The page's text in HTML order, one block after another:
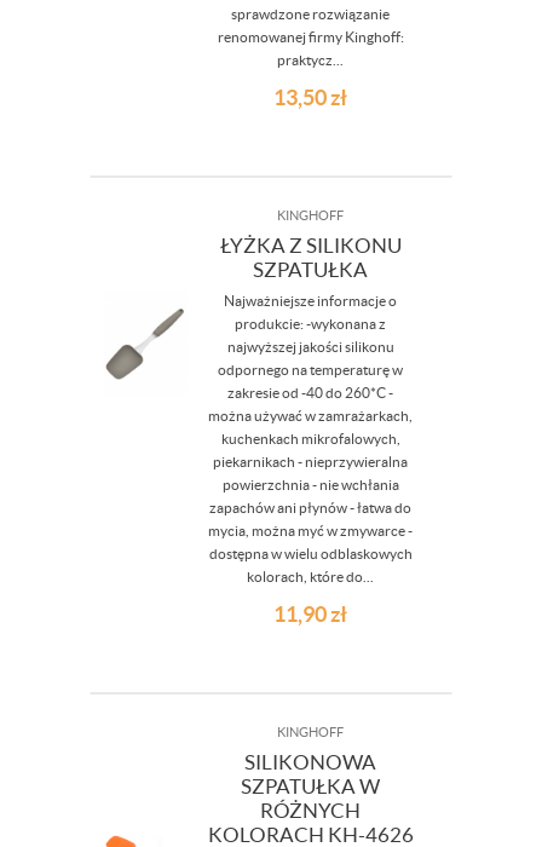
sprawdzone rozwiązanie
renomowanej firmy Kinghoff:
praktycz...
13,50zł
KINGHOFF
ŁYŻKA Z SILIKONU
SZPATUŁKA
Najważniejsze informacje o
produkcie: -wykonana z
najwyższej jakości silikonu
odpornego na temperaturę w
zakresie od -40 do 260*C -
można używać w zamrażarkach,
kuchenkach mikrofalowych,
piekarnikach - nieprzywieralna
powierzchnia - nie wchłania
zapachów ani płynów - łatwa do
mycia, można myć w zmywarce -
dostępna w wielu odblaskowych
kolorach, które do...
11,90zł
KINGHOFF
SILIKONOWA
SZPATUŁKA W
RÓŻNYCH
KOLORACH KH-4626